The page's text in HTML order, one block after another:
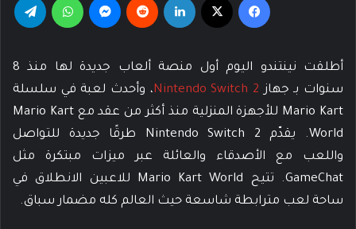
أطلقت نينتندو اليوم أول منصة ألعاب جديدة لها منذ 8
سنوات بـ جهاز Nintendo Switch 2، وأحدث لعبة في سلسلة
Mario Kart للأجهزة المنزلية منذ أكثر من عقد مع Mario Kart
World. يقدّم Nintendo Switch 2 طرقًا جديدة للتواصل
واللعب مع الأصدقاء والعائلة عبر ميزات مبتكرة مثل
GameChat. تتيح Mario Kart World للاعبين الانطلاق في
ساحة لعب مترابطة شاسعة حيث العالم كله مضمار سباق.